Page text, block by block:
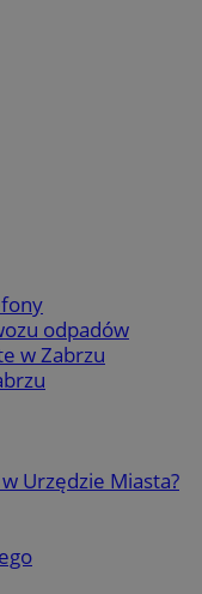
odpadów
w Zabrzu
Urzędzie Miasta?